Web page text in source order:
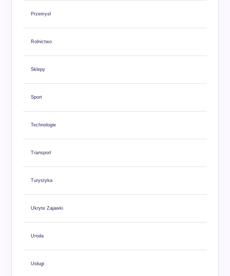
Przemysł
Rolnictwo
Sklepy
Sport
Technologie
Transport
Turystyka
Ukryte Zajawki
Uroda
Usługi